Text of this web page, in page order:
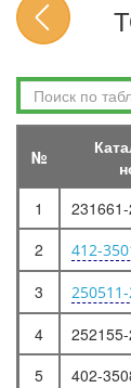
№
1
2
412-
3
4
5
402-